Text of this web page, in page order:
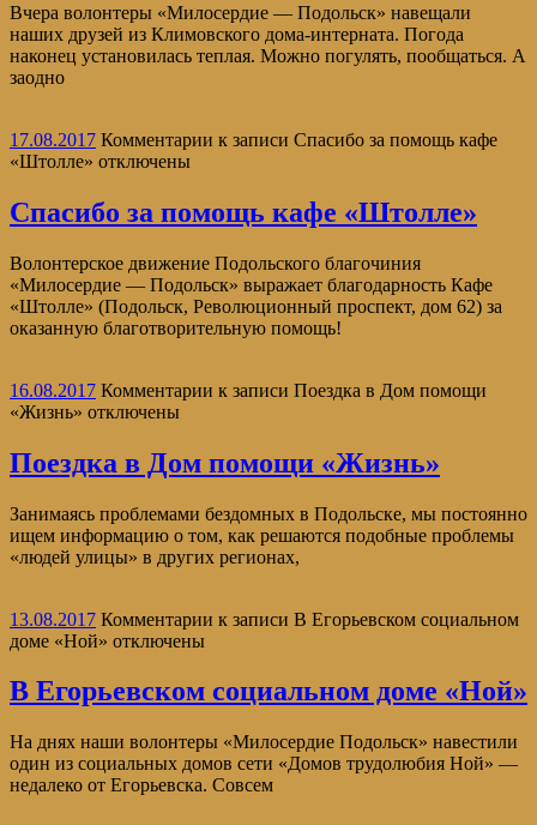
Вчера волонтеры «Милосердие — Подольск» навещали
наших друзей из Климовского дома-интерната. Погода
наконец установилась теплая. Можно погулять, пообщаться. А
заодно
17.08.2017 Комментарии к записи Спасибо за помощь кафе
«Штолле» отключены
Спасибо за помощь кафе «Штолле»
Волонтерское движение Подольского благочиния
«Милосердие — Подольск» выражает благодарность Кафе
«Штолле» (Подольск, Революционный проспект, дом 62) за
оказанную благотворительную помощь!
16.08.2017 Комментарии к записи Поездка в Дом помощи
«Жизнь» отключены
Поездка в Дом помощи «Жизнь»
Занимаясь проблемами бездомных в Подольске, мы постоянно
ищем информацию о том, как решаются подобные проблемы
«людей улицы» в других регионах,
13.08.2017 Комментарии к записи В Егорьевском социальном
доме «Ной» отключены
В Егорьевском социальном доме «Ной»
На днях наши волонтеры «Милосердие Подольск» навестили
один из социальных домов сети «Домов трудолюбия Ной» —
недалеко от Егорьевска. Совсем